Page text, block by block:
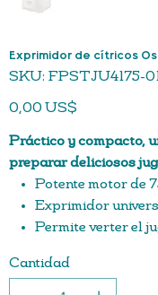
Exprimidor de cítricos
SKU: SKU
FPSTJU4175-
FPSTJU4175-
Precio
0,00 US$
Práctico y compacto,
preparar deliciosos
Potente motor de
Exprimidor
Permite verter el
Mecanismo de
Cantidad